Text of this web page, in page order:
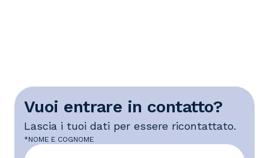
Vuoi entrare in contatto?
Lascia i tuoi dati per essere ricontattato.
*NOME E COGNOME